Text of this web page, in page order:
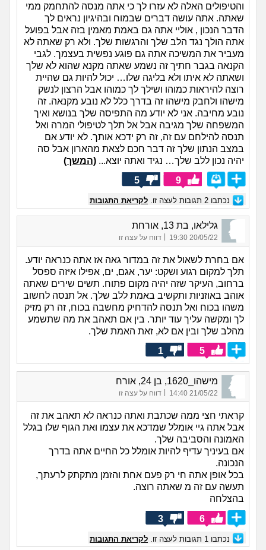
והטיפולים האלה לא עזרו לך כי אתה מנסה להתחמק ממי
שאתה. אתה עושה דברים שבמוח ובהיגיון נראים לך
הדבר הנכון , אוליי אתה גם באמת מאמין בזה אבל בפועל
אתה הולך נגד הלב שלך והרגשות שלך. ולא רק שאתה לא
מעביר את המשיכה אתה גם פוגע נפשית בעצמך. לגבי
הקנאה בגבר חתיך זה נשמע שאתה מקנא שהוא לא שלך
ושאתה לא איתו ולא בליגה שלו… יכול להיות גם שהיית
רוצה להיראות כמוהו ושילך לך כמוהו אבל הרצון לנשק
מישהו ולחבק מישהו זה בדרך כלל לא נובע מקנאה. זה
נובע מחיבה. אני לא יודע מה התפיסה שלך בנושא ואיך
המשפחה שלך מגיבה אבל אל תלך לטיפולי המרה ואל
תנסה להילחם עם זה, זה רק ידכא אותך. לא יודע אם
במצב הנתון שלך זה דבר חכם לצאת מהארון אבל סה
יהיה נכון ללב שלך… נגיד ואתה יוצא... (המשך)
9
5
נכתבו 2 תגובות לעצה זו. לקריאת התגובות
גלילאו, בת 13, אורחת
20/05/22 19:30 דווח על עצה זו
אם בחרת לשאול את זה במדור גאה אז אתה כנראה יודע.
תלך למקום רגוע ושקט: יער, אגם, ים, אפילו איזה ספסל
ברחוב, העיקר שזה יהיה מקום פתוח. תשים שירים שאתה
אוהב באוזניות ותקשיב באמת ללב שלך. אל תנסה לחשוב
משהו בכוח ואל תנסה להדחיק מחשבה בכוח, זה רק מזיק
לך ומקשה עליך עוד יותר. בין אם תאהב את מה שתשמע
מהלב שלך ובין אם לא, זאת האמת שלך.
5
1
מישהו_1620, בן 24, אורח
21/05/22 14:40 דווח על עצה זו
קראתי חצי ממה שכתבת ואתה כנראה לא תאהב את זה
אבל אתה גיי אומלל שמדכא את עצמו ואת הגוף שלו בגלל
האמונה והסביבה שלך.
אם בעיניך עדיף להיות אומלל כל החיים אתה בדרך
הנכונה.
בכל אופן אתה חי רק פעם אחת והזמן מתקתק לרעתך,
תעשה עם זה מ שאתה רוצה.
בהצלחה
6
3
נכתבו 1 תגובות לעצה זו. לקריאת התגובות